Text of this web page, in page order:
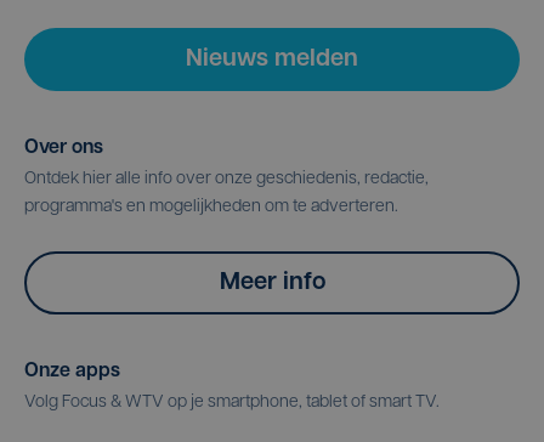
Nieuws melden
Over ons
Ontdek hier alle info over onze geschiedenis, redactie,
programma's en mogelijkheden om te adverteren.
Meer info
Onze apps
Volg Focus & WTV op je smartphone, tablet of smart TV.